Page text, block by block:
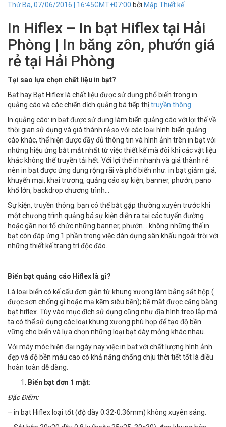
Thứ Ba, 07/06/2016 | 16:45GMT+07:00 bởi Mập Thiết kế
In Hiflex – In bạt Hiflex tại Hải
Phòng | In băng zôn, phướn giá
rẻ tại Hải Phòng
Tại sao lựa chọn chất liệu in bạt?
Bạt hay Bạt Hiflex là chất liệu được sử dụng phổ biến trong in
quảng cáo và các chiến dịch quảng bá tiếp thịtruyền thông
In quảng cáo: in bạt được sử dụng làm biển quảng cáo với lợi thế về
thời gian sử dụng và giá thành rẻ so với các loại hình biển quảng
cáo khác, thể hiện được đầy đủ thông tin và hình ảnh trên in bạt với
những hiệu ứng bắt mắt nhất từ việc thiết kế mà đôi khi các vật liệu
khác không thể truyền tải hết. Với lợi thế in nhanh và giá thành rẻ
nên in bạt được ứng dụng rộng rãi và phổ biến như: in bạt giảm giá,
khuyến mại, khai trương, quảng cáo sự kiện, banner, phướn, pano
khổ lớn, backdrop chương trình…
Sự kiện, truyền thông: bạn có thể bắt gặp thường xuyên trước khi
một chương trình quảng bá sự kiện diễn ra tại các tuyến đường
hoặc gần nơi tổ chức những banner, phướn… không những thế in
bạt còn đáp ứng 1 phần trong việc dàn dựng sân khấu ngoài trời với
những thiết kế trang trí độc đáo.
Biển bạt quảng cáo Hiflex là gì?
Là loại biển có kế cấu đơn giản từ khung xương làm bằng sắt hộp (
được sơn chống gỉ hoặc mạ kẽm siêu bền); bề mặt được căng bằng
bạt hiflex. Tùy vào mục đích sử dụng cũng như địa hình treo lắp mà
ta có thể sử dụng các loại khung xương phù hợp để tạo độ bền
vững cho biển và lựa chọn những loại bạt dày mỏng khác nhau.
Với máy móc hiện đại ngày nay việc in bạt với chất lượng hình ảnh
đẹp và độ bền màu cao có khả năng chống chịu thời tiết tốt là điều
hoàn toàn dễ dàng.
Biển bạt đơn 1 mặt:
Đặc Điểm:
– in bạt Hiflex loại tốt (độ dày 0.32-0.36mm) không xuyên sáng.